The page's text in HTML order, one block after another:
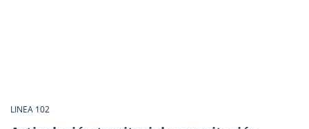
LINEA 102